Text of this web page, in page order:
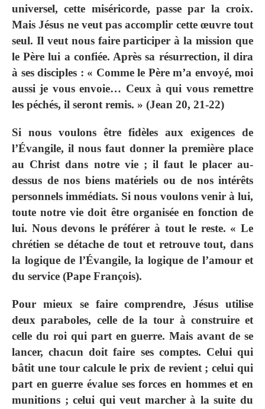
universel, cette miséricorde, passe par la croix.
Mais Jésus ne veut pas accomplir cette œuvre tout
seul. Il veut nous faire participer à la mission que
le Père lui a confiée. Après sa résurrection, il dira
à ses disciples : « Comme le Père m’a envoyé, moi
aussi je vous envoie… Ceux à qui vous remettre
les péchés, il seront remis. » (Jean 20, 21-22)
Si nous voulons être fidèles aux exigences de
l’Évangile, il nous faut donner la première place
au Christ dans notre vie ; il faut le placer au-
dessus de nos biens matériels ou de nos intérêts
personnels immédiats. Si nous voulons venir à lui,
toute notre vie doit être organisée en fonction de
lui. Nous devons le préférer à tout le reste. « Le
chrétien se détache de tout et retrouve tout, dans
la logique de l’Évangile, la logique de l’amour et
du service (Pape François).
Pour mieux se faire comprendre, Jésus utilise
deux paraboles, celle de la tour à construire et
celle du roi qui part en guerre. Mais avant de se
lancer, chacun doit faire ses comptes. Celui qui
bâtit une tour calcule le prix de revient ; celui qui
part en guerre évalue ses forces en hommes et en
munitions ; celui qui veut marcher à la suite du